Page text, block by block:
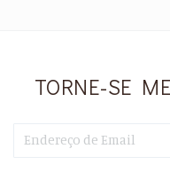
TORNE-SE